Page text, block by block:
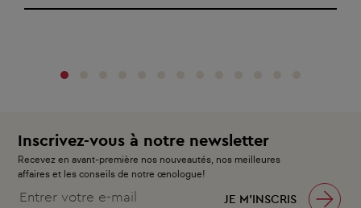
Inscrivez-vous à notre newsletter
Recevez en avant-première nos nouveautés, nos meilleures
affaires et les conseils de notre œnologue!
JE M’INSCRIS